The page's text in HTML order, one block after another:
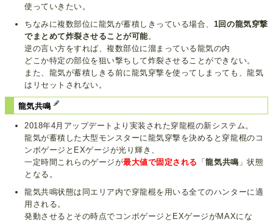
使っていきたい。
ちなみに複数部位に龍気が蓄積しきっている場合、 1回の龍気穿撃
でまとめて炸裂させることが可能 。
逆の言い方をすれば、複数部位に溜まっている龍気の内
どこか特定の部位を狙い撃ちして炸裂させることができない。
また、龍気が蓄積しきる前に龍気穿撃を使ってしまっても、龍気
はリセットされない。
龍気共鳴
2018年4月アップデートより実装された穿龍棍の新システム。
龍気が蓄積した大型モンスターに龍気穿撃を決めると穿龍棍のコ
ンボゲージとEXゲージが光り輝き、
一定時間これらのゲージが最大値で固定される 「龍気共鳴 」状態
となる。
龍気共鳴状態は同エリア内で穿龍棍を用いる全てのハンターに適
用される。
発動させるとその時点でコンボゲージとEXゲージがMAXにな